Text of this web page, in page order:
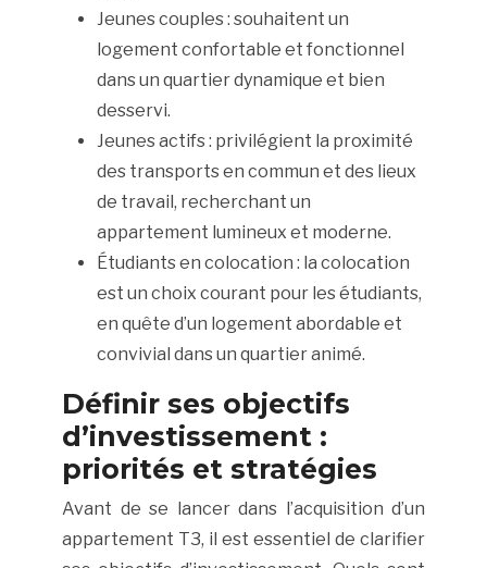
Jeunes couples : souhaitent un
logement confortable et fonctionnel
dans un quartier dynamique et bien
desservi.
Jeunes actifs : privilégient la proximité
des transports en commun et des lieux
de travail, recherchant un
appartement lumineux et moderne.
Étudiants en colocation : la colocation
est un choix courant pour les étudiants,
en quête d’un logement abordable et
convivial dans un quartier animé.
Définir ses objectifs
d’investissement :
priorités et stratégies
Avant de se lancer dans l’acquisition d’un
appartement T3, il est essentiel de clarifier